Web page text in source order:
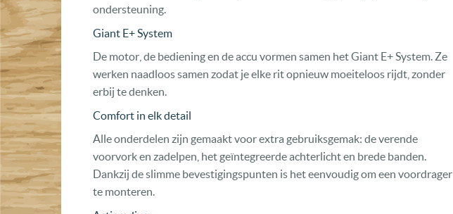
ondersteuning.
Giant E+ System
De motor, de bediening en de accu vormen samen het Giant E+ System. Ze
werken naadloos samen zodat je elke rit opnieuw moeiteloos rijdt, zonder
erbij te denken.
Comfort in elk detail
Alle onderdelen zijn gemaakt voor extra gebruiksgemak: de verende
voorvork en zadelpen, het geïntegreerde achterlicht en brede banden.
Dankzij de slimme bevestigingspunten is het eenvoudig om een voordrager
te monteren.